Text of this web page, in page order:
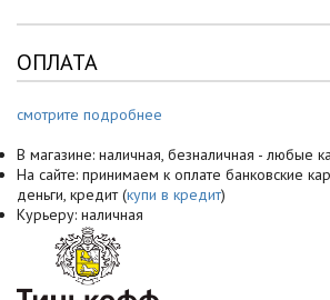
ОПЛАТА
смотрите подробнее
В магазине: наличная, безналичная - любые
На сайте: принимаем к оплате банковские
деньги, кредит (купи в кредит)
Курьеру: наличная